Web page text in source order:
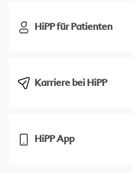
HiPP für Patienten
Karriere bei HiPP
HiPP App